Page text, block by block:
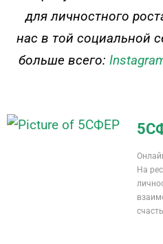
для личностного
нас в той социальной
больше всего:
На